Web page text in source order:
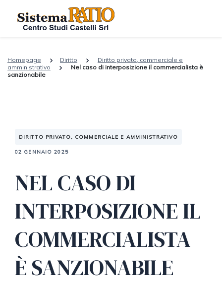
Homepage Diritto
Diritto privato, commerciale e
amministrativo
Nel caso di interposizione il commercialista è
sanzionabile
DIRITTO PRIVATO, COMMERCIALE E AMMINISTRATIVO
02 GENNAIO 2025
NEL CASO DI
INTERPOSIZIONE IL
COMMERCIALISTA
È SANZIONABILE